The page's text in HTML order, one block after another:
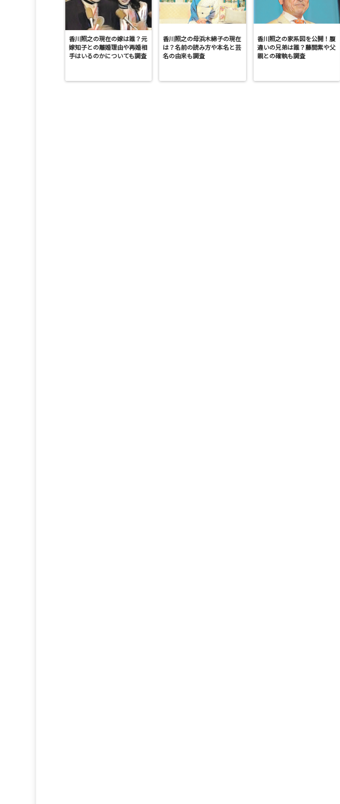
香川照之の現在の嫁は誰？元
嫁知子との離婚理由や再婚相
手はいるのかについても調査
香川照之の母浜木綿子の現在
は？名前の読み方や本名と芸
名の由来も調査
香川照之の家系図を公開！腹
違いの兄弟は誰？藤間紫や父
親との確執も調査